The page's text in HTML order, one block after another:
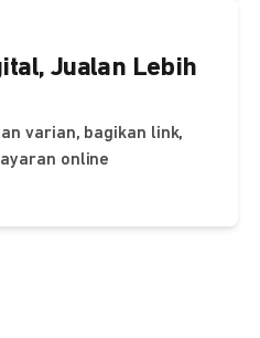
Jualan Lebih
varian, bagikan link,
online